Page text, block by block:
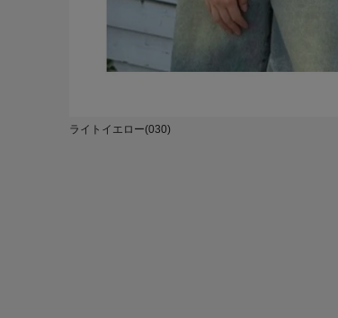
ライトイエロー(030)